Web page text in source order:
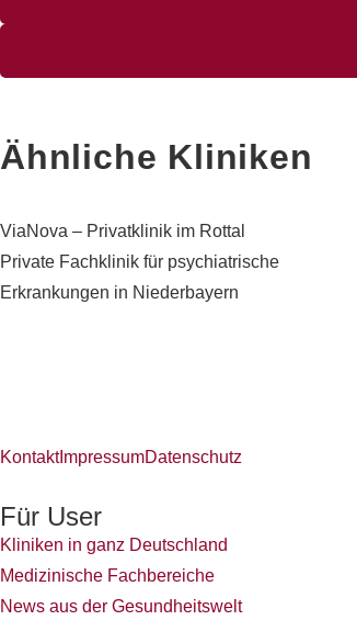
Ähnliche Kliniken
ViaNova – Privatklinik im Rottal
Private Fachklinik für psychiatrische
Erkrankungen in Niederbayern
KontaktImpressumDatenschutz
Für User
Kliniken in ganz Deutschland
Medizinische Fachbereiche
News aus der Gesundheitswelt